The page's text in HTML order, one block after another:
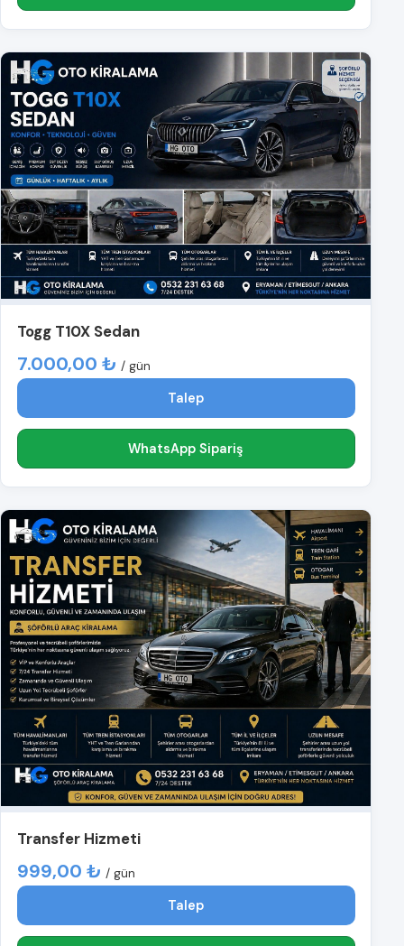
Togg T10X Sedan
7.000,00 ₺ / gün
Talep
WhatsApp Sipariş
Transfer Hizmeti
999,00 ₺ / gün
Talep